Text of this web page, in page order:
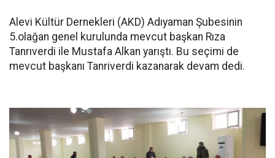
Alevi Kültür Dernekleri (AKD) Adıyaman Şubesinin
5.olağan genel kurulunda mevcut başkan Rıza
Tanrıverdi ile Mustafa Alkan yarıştı. Bu seçimi de
mevcut başkanı Tanriverdi kazanarak devam dedi.